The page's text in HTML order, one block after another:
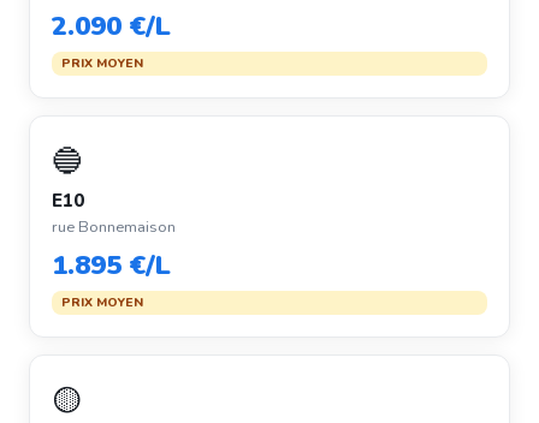
2.090 €/L
PRIX MOYEN
🔵
E10
rue Bonnemaison
1.895 €/L
PRIX MOYEN
🟡